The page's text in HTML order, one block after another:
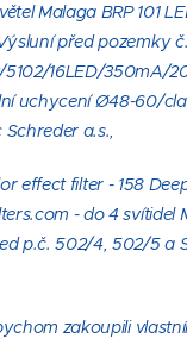
Malaga BRP 101
před pozemky
5102/16LED/350mA/
uchycení Ø48-60/
a.s.,
effect filter - 158
- do 4 svítidel
p.č. 502/4, 502/5 a
zakoupili